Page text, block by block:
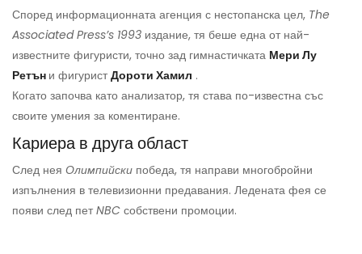
Според информационната агенция с нестопанска цел, The
Associated Press’s 1993 издание, тя беше една от най-
известните фигуристи, точно зад гимнастичката Мери Лу
Ретън и фигуристДороти Хамил .
Когато започва като анализатор, тя става по-известна със
своите умения за коментиране.
Кариера в друга област
След нея Олимпийски победа, тя направи многобройни
изпълнения в телевизионни предавания. Ледената фея се
появи след петNBC собствени промоции.